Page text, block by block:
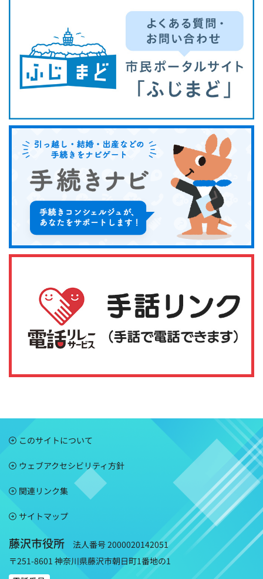
このサイトについて
ウェブアクセシビリティ方針
関連リンク集
サイトマップ
藤沢市役所
法人番号 2000020142051
〒251-8601 神奈川県藤沢市朝日町1番地の1